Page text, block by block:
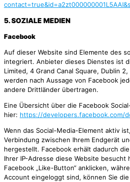
5. SOZIALE MEDIEN
Facebook
Auf dieser Website sind Elemente des
integriert. Anbieter dieses Dienstes ist
Limited, 4 Grand Canal Square, Dublin
werden nach Aussage von Facebook
andere Drittländer übertragen.
Eine Übersicht über die Facebook
hier: https://developers.facebook.com/
Wenn das Social-Media-Element aktiv
Verbindung zwischen Ihrem Endgerät
hergestellt. Facebook erhält dadurch
Ihrer IP-Adresse diese Website besucht
Facebook „Like-Button“ anklicken,
Account eingeloggt sind, können Sie